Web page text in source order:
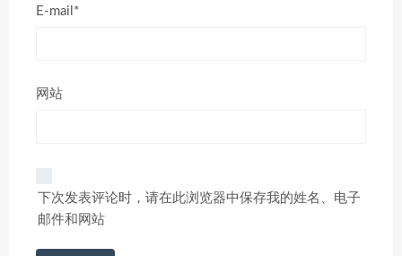
E-mail*
网站
下次发表评论时，请在此浏览器中保存我的姓名、电子
邮件和网站